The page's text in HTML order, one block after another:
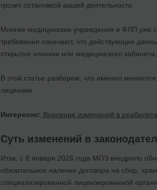
грозит остановкой вашей деятельности.
Многие медицинские учреждения и ФЛП уже
требования означают, что действующие
открытие клиники или медицинского
В этой статье разберем, что именно
лицензии.
Интересно: Внесение изменений в
Суть изменений в
Итак, с 8 января 2026 года МОЗ внедрило
обязательное наличие договора на сбор,
специализированной лицензированной